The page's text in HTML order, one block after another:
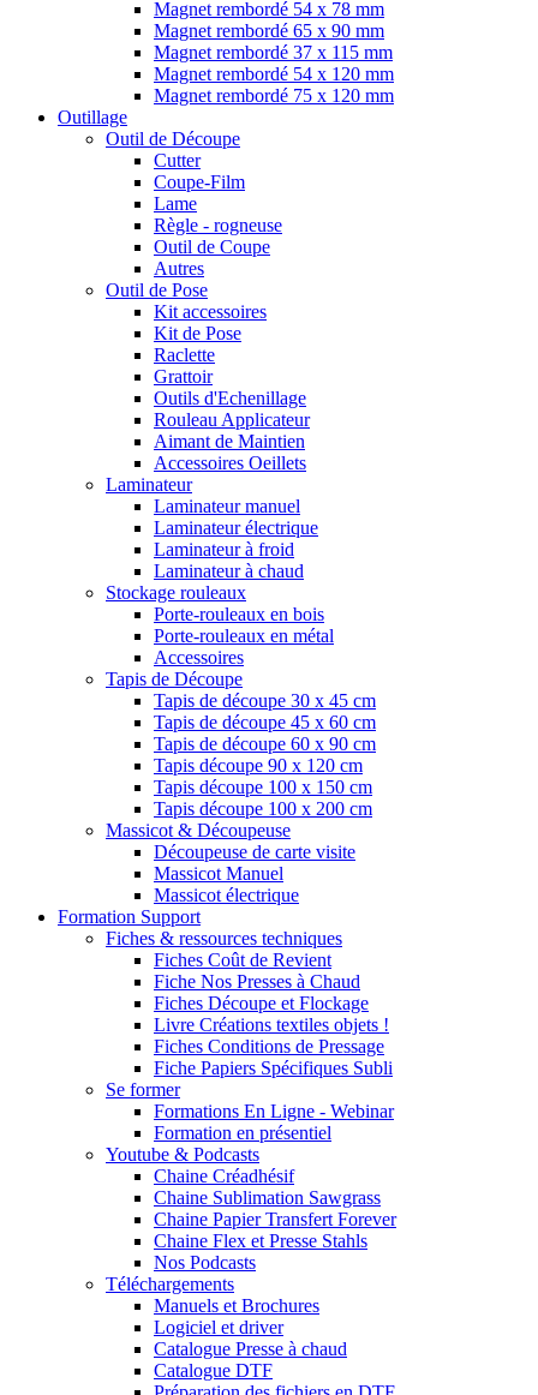
Magnet rembordé 54 x 78 mm
Magnet rembordé 65 x 90 mm
Magnet rembordé 37 x 115 mm
Magnet rembordé 54 x 120 mm
Magnet rembordé 75 x 120 mm
Outillage
Outil de Découpe
Cutter
Coupe-Film
Lame
Règle - rogneuse
Outil de Coupe
Autres
Outil de Pose
Kit accessoires
Kit de Pose
Raclette
Grattoir
Outils d'Echenillage
Rouleau Applicateur
Aimant de Maintien
Accessoires Oeillets
Laminateur
Laminateur manuel
Laminateur électrique
Laminateur à froid
Laminateur à chaud
Stockage rouleaux
Porte-rouleaux en bois
Porte-rouleaux en métal
Accessoires
Tapis de Découpe
Tapis de découpe 30 x 45 cm
Tapis de découpe 45 x 60 cm
Tapis de découpe 60 x 90 cm
Tapis découpe 90 x 120 cm
Tapis découpe 100 x 150 cm
Tapis découpe 100 x 200 cm
Massicot & Découpeuse
Découpeuse de carte visite
Massicot Manuel
Massicot électrique
Formation Support
Fiches & ressources techniques
Fiches Coût de Revient
Fiche Nos Presses à Chaud
Fiches Découpe et Flockage
Livre Créations textiles objets !
Fiches Conditions de Pressage
Fiche Papiers Spécifiques Subli
Se former
Formations En Ligne - Webinar
Formation en présentiel
Youtube & Podcasts
Chaine Créadhésif
Chaine Sublimation Sawgrass
Chaine Papier Transfert Forever
Chaine Flex et Presse Stahls
Nos Podcasts
Téléchargements
Manuels et Brochures
Logiciel et driver
Catalogue Presse à chaud
Catalogue DTF